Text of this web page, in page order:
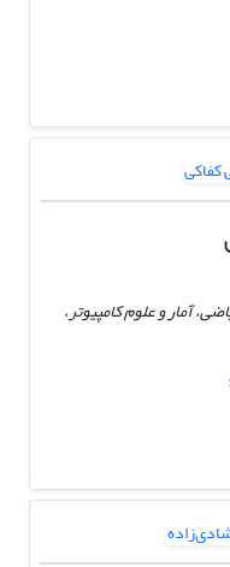
آمار و علوم کامپیوتر،